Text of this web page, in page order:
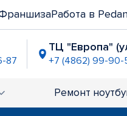
Работа в
87
ТЦ "Европа"
+7 (4862) 99-90-
59 Ремонт